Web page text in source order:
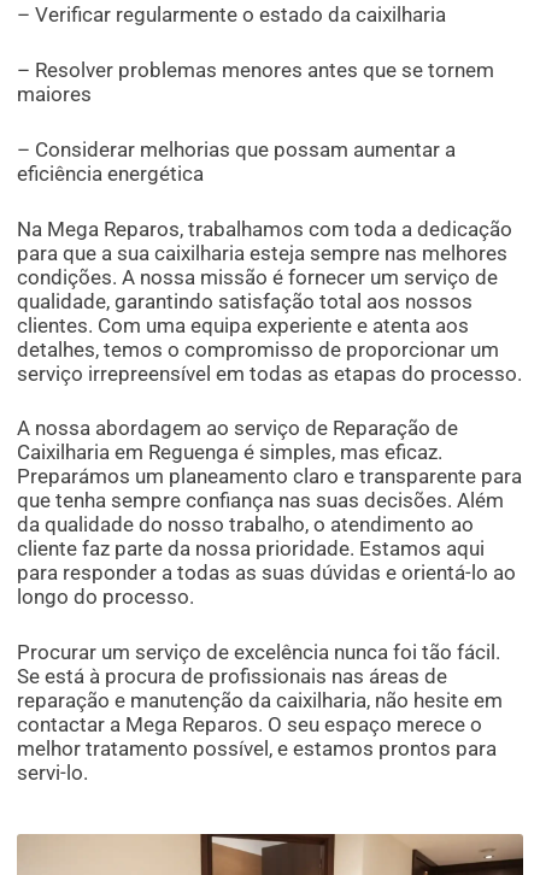
– Verificar regularmente o estado da caixilharia
– Resolver problemas menores antes que se tornem
maiores
– Considerar melhorias que possam aumentar a
eficiência energética
Na Mega Reparos, trabalhamos com toda a dedicação
para que a sua caixilharia esteja sempre nas melhores
condições. A nossa missão é fornecer um serviço de
qualidade, garantindo satisfação total aos nossos
clientes. Com uma equipa experiente e atenta aos
detalhes, temos o compromisso de proporcionar um
serviço irrepreensível em todas as etapas do processo.
A nossa abordagem ao serviço de Reparação de
Caixilharia em Reguenga é simples, mas eficaz.
Preparámos um planeamento claro e transparente para
que tenha sempre confiança nas suas decisões. Além
da qualidade do nosso trabalho, o atendimento ao
cliente faz parte da nossa prioridade. Estamos aqui
para responder a todas as suas dúvidas e orientá-lo ao
longo do processo.
Procurar um serviço de excelência nunca foi tão fácil.
Se está à procura de profissionais nas áreas de
reparação e manutenção da caixilharia, não hesite em
contactar a Mega Reparos. O seu espaço merece o
melhor tratamento possível, e estamos prontos para
servi-lo.